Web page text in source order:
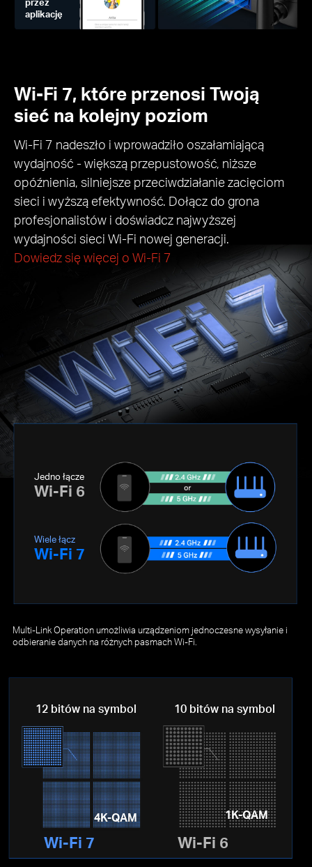
aplikację
Wi-Fi 7, które przenosi Twoją
sieć na kolejny poziom
Wi-Fi 7 nadeszło i wprowadziło oszałamiającą
wydajność - większą przepustowość, niższe
opóźnienia, silniejsze przeciwdziałanie zacięciom
sieci i wyższą efektywność. Dołącz do grona
profesjonalistów i doświadcz najwyższej
wydajności sieci Wi-Fi nowej generacji.
Dowiedz się więcej o Wi-Fi 7
Jedno łącze
Wi-Fi 6
Wiele łącz
Wi-Fi 7
12 bitów na symbol
4K-QAM
Wi-Fi 7
10 bitów na symbol
1K-QAM
Wi-Fi 6
Multi-Link Operation umożliwia urządzeniom jednoczesne wysyłanie i
odbieranie danych na różnych pasmach Wi-Fi.